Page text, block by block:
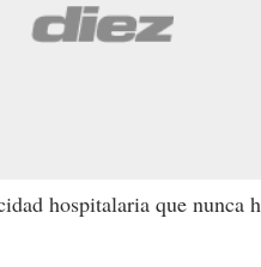
hospitalaria que nunca